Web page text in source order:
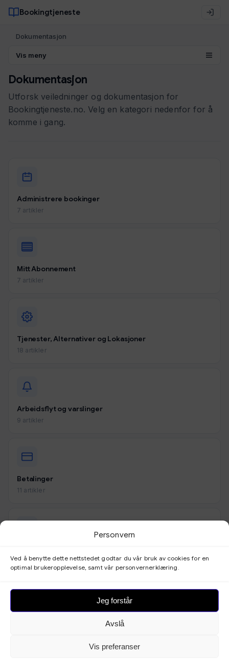
Personvern
Ved å benytte dette nettstedet godtar du vår bruk av cookies for en
optimal brukeropplevelse, samt vår personvernerklæring.
Jeg forstår
Avslå
Vis preferanser
Bookingtjeneste
Dokumentasjon
Vis meny
Dokumentasjon
Utforsk veiledninger og dokumentasjon for
Bookingtjeneste.no. Velg en kategori nedenfor for å
komme i gang.
Administrere bookinger
7 artikler
Mitt Abonnement
7 artikler
Tjenester, Alternativer og Lokasjoner
18 artikler
Arbeidsflyt og varslinger
9 artikler
Betalinger
11 artikler
9 artikler